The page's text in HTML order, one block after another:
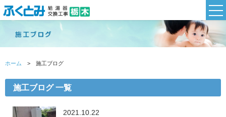
ホーム 施工ブログ
施工ブログ 一覧
2021.10.22